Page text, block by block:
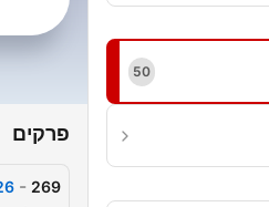
50
פרקים
269
-